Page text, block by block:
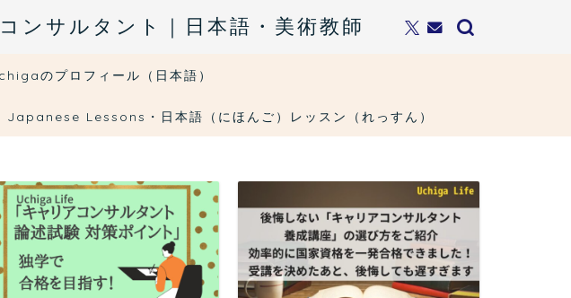
ンサルタント｜日本語・美術教師
のプロフィール（日本語）
Japanese Lessons・日本語（にほんご）レッスン（れっすん）